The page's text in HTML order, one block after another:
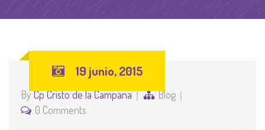
19 junio, 2015
ByCp Cristo de la Campana
Blog
0 Comments